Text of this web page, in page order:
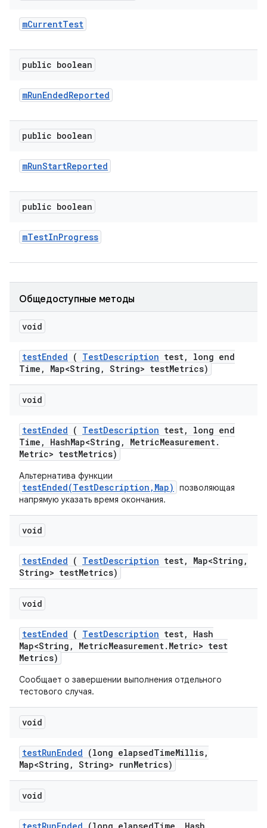
mCurrentTest
public boolean
mRunEndedReported
public boolean
mRunStartReported
public boolean
mTestInProgress
Общедоступные методы
void
testEnded ( TestDescription test,
long end
Time , Map<String , String> testMetrics)
void
testEnded ( TestDescription test,
long end
Time , HashMap<String , MetricMeasurement.
Metric> testMetrics)
Альтернатива функции
testEnded(TestDescription,Map)
позволяющая
напрямую указать время окончания.
void
testEnded ( TestDescription test, Map<String ,
String> testMetrics)
void
testEnded ( TestDescription test,
Hash
Map<String , MetricMeasurement. Metric> test
Metrics)
Сообщает о завершении выполнения отдельного
тестового случая.
void
testRunEnded (long elapsedTimeMillis,
Map<String , String> runMetrics)
void